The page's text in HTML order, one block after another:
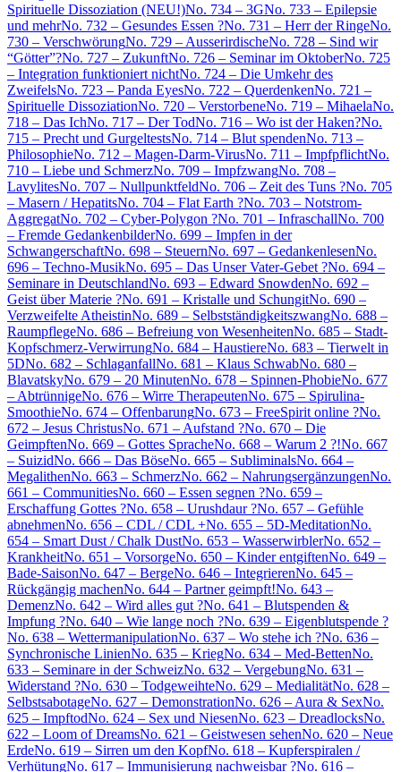
Spirituelle Dissoziation (NEU!)No. 734 – 3GNo. 733 – Epilepsie
und mehrNo. 732 – Gesundes Essen ?No. 731 – Herr der RingeNo.
730 – VerschwörungNo. 729 – AusserirdischeNo. 728 – Sind wir
“Götter”?No. 727 – ZukunftNo. 726 – Seminar im OktoberNo. 725
– Integration funktioniert nichtNo. 724 – Die Umkehr des
ZweifelsNo. 723 – Panda EyesNo. 722 – QuerdenkenNo. 721 –
Spirituelle DissoziationNo. 720 – VerstorbeneNo. 719 – MihaelaNo.
718 – Das IchNo. 717 – Der TodNo. 716 – Wo ist der Haken?No.
715 – Precht und GurgeltestsNo. 714 – Blut spendenNo. 713 –
PhilosophieNo. 712 – Magen-Darm-VirusNo. 711 – ImpfpflichtNo.
710 – Liebe und SchmerzNo. 709 – ImpfzwangNo. 708 –
LavylitesNo. 707 – NullpunktfeldNo. 706 – Zeit des Tuns ?No. 705
– Masern / HepatitsNo. 704 – Flat Earth ?No. 703 – Notstrom-
AggregatNo. 702 – Cyber-Polygon ?No. 701 – InfraschallNo. 700
– Fremde GedankenbilderNo. 699 – Impfen in der
SchwangerschaftNo. 698 – SteuernNo. 697 – GedankenlesenNo.
696 – Techno-MusikNo. 695 – Das Unser Vater-Gebet ?No. 694 –
Seminare in DeutschlandNo. 693 – Edward SnowdenNo. 692 –
Geist über Materie ?No. 691 – Kristalle und SchungitNo. 690 –
Verzweifelte AtheistinNo. 689 – SelbstständigkeitszwangNo. 688 –
RaumpflegeNo. 686 – Befreiung von WesenheitenNo. 685 – Stadt-
Kopfschmerz-VerwirrungNo. 684 – HaustiereNo. 683 – Tierwelt in
5DNo. 682 – SchlaganfallNo. 681 – Klaus SchwabNo. 680 –
BlavatskyNo. 679 – 20 MinutenNo. 678 – Spinnen-PhobieNo. 677
– AbtrünnigeNo. 676 – Wirre TherapeutenNo. 675 – Spirulina-
SmoothieNo. 674 – OffenbarungNo. 673 – FreeSpirit online ?No.
672 – Jesus ChristusNo. 671 – Aufstand ?No. 670 – Die
GeimpftenNo. 669 – Gottes SpracheNo. 668 – Warum 2 ?!No. 667
– SuizidNo. 666 – Das BöseNo. 665 – SubliminalsNo. 664 –
MegalithenNo. 663 – SchmerzNo. 662 – NahrungsergänzungenNo.
661 – CommunitiesNo. 660 – Essen segnen ?No. 659 –
Erschaffung Gottes ?No. 658 – Urushdaur ?No. 657 – Gefühle
abnehmenNo. 656 – CDL / CDL +No. 655 – 5D-MeditationNo.
654 – Smart Dust / Chalk DustNo. 653 – WasserwirblerNo. 652 –
KrankheitNo. 651 – VorsorgeNo. 650 – Kinder entgiftenNo. 649 –
Bade-SaisonNo. 647 – BergeNo. 646 – IntegrierenNo. 645 –
Rückgängig machenNo. 644 – Partner geimpft!No. 643 –
DemenzNo. 642 – Wird alles gut ?No. 641 – Blutspenden &
Impfung ?No. 640 – Wie lange noch ?No. 639 – Eigenblutspende ?
No. 638 – WettermanipulationNo. 637 – Wo stehe ich ?No. 636 –
Synchronische LinienNo. 635 – KriegNo. 634 – Med-BettenNo.
633 – Seminare in der SchweizNo. 632 – VergebungNo. 631 –
Widerstand ?No. 630 – TodgeweihteNo. 629 – MedialitätNo. 628 –
SelbstsabotageNo. 627 – DemonstrationNo. 626 – Aura & SexNo.
625 – ImpftodNo. 624 – Sex und NiesenNo. 623 – DreadlocksNo.
622 – Loom of DreamsNo. 621 – Geistwesen sehenNo. 620 – Neue
ErdeNo. 619 – Sirren um den KopfNo. 618 – Kupferspiralen /
VerhütungNo. 617 – Immunisierung nachweisbar ?No. 616 –